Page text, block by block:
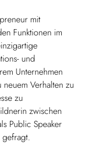
mit
Funktionen im
und
Unternehmen
Verhalten zu
zu
zwischen
Public Speaker